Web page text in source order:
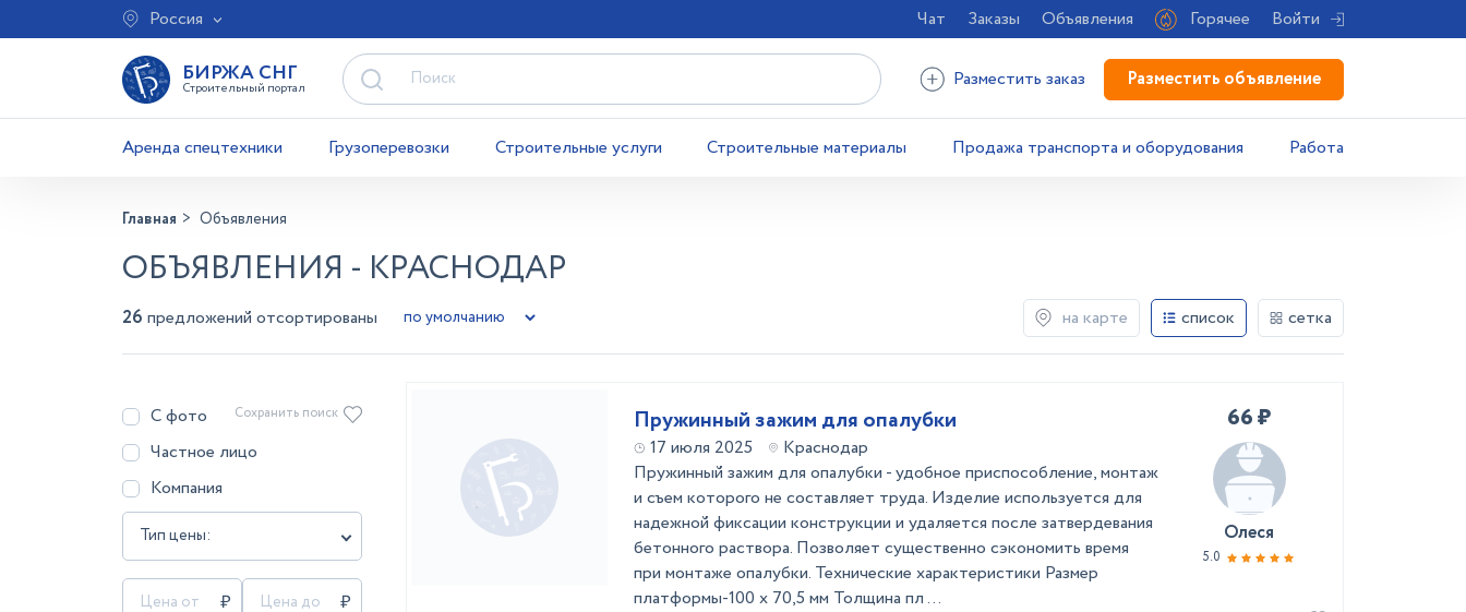
Россия Чат Заказы Объявления Горячее Войти
БИРЖА СНГ
Строительный портал Разместить заказ Разместить объявление
Аренда спецтехники Грузоперевозки Строительные услуги Строительные материалы Продажа транспорта и оборудования Работа
Главная Объявления
ОБЪЯВЛЕНИЯ - КРАСНОДАР
26 предложений отсортированы на карте список сетка
С фото
Частное лицо
Компания
Тип цены:
Сохранить поиск Пружинный зажим для опалубки
17 июля 2025
Краснодар
Пружинный зажим для опалубки - удобное приспособление, монтаж
и съем которого не составляет труда. Изделие используется для
надежной фиксации конструкции и удаляется после затвердевания
бетонного раствора. Позволяет существенно сэкономить время
при монтаже опалубки. Технические характеристики Размер
платформы-100 х 70,5 мм Толщина пл ...
66 ₽
Олеся
5.0